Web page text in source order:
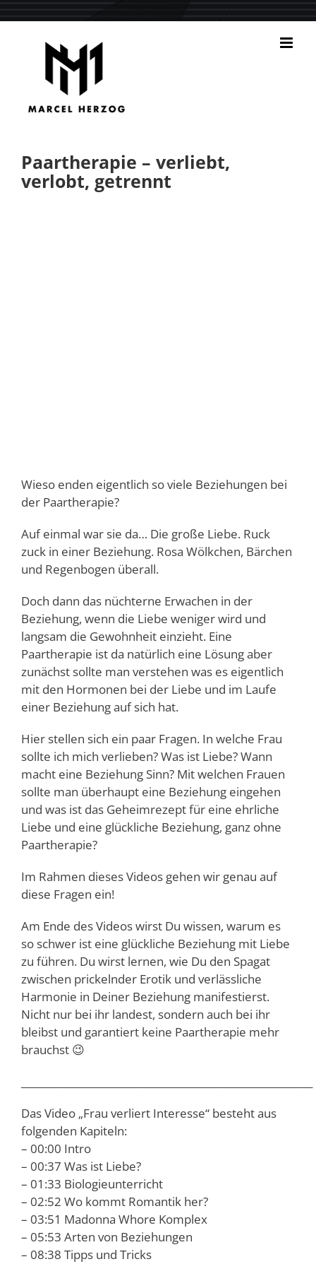
Paartherapie – verliebt,
verlobt, getrennt
Wieso enden eigentlich so viele Beziehungen bei
der Paartherapie?
Auf einmal war sie da… Die große Liebe. Ruck
zuck in einer Beziehung. Rosa Wölkchen, Bärchen
und Regenbogen überall.
Doch dann das nüchterne Erwachen in der
Beziehung, wenn die Liebe weniger wird und
langsam die Gewohnheit einzieht. Eine
Paartherapie ist da natürlich eine Lösung aber
zunächst sollte man verstehen was es eigentlich
mit den Hormonen bei der Liebe und im Laufe
einer Beziehung auf sich hat.
Hier stellen sich ein paar Fragen. In welche Frau
sollte ich mich verlieben? Was ist Liebe? Wann
macht eine Beziehung Sinn? Mit welchen Frauen
sollte man überhaupt eine Beziehung eingehen
und was ist das Geheimrezept für eine ehrliche
Liebe und eine glückliche Beziehung, ganz ohne
Paartherapie?
Im Rahmen dieses Videos gehen wir genau auf
diese Fragen ein!
Am Ende des Videos wirst Du wissen, warum es
so schwer ist eine glückliche Beziehung mit Liebe
zu führen. Du wirst lernen, wie Du den Spagat
zwischen prickelnder Erotik und verlässliche
Harmonie in Deiner Beziehung manifestierst.
Nicht nur bei ihr landest, sondern auch bei ihr
bleibst und garantiert keine Paartherapie mehr
brauchst 😉
Das Video „Frau verliert Interesse“ besteht aus
folgenden Kapiteln:
– 00:00 Intro
– 00:37 Was ist Liebe?
– 01:33 Biologieunterricht
– 02:52 Wo kommt Romantik her?
– 03:51 Madonna Whore Komplex
– 05:53 Arten von Beziehungen
– 08:38 Tipps und Tricks